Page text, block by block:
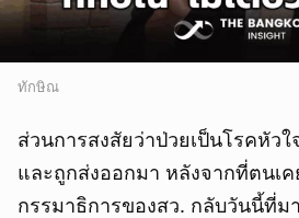
ทักษิณ
ส่วนการสงสัยว่าป่วยเป็นโรคหัว
และถูกส่งออกมา หลังจากที่ตนเ
กรรมาธิการของสว. กลับวันนี้ที่